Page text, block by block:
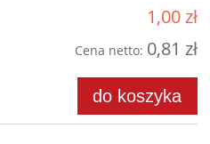
1,00 zł
Cena netto: 0,81 zł
do koszyka